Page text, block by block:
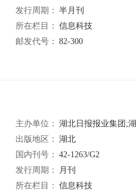
发行周期： 半月刊
所在栏目： 信息科技
邮发代号： 82-300
主办单位： 湖北日报报业集团;湖北省新闻工作者协会;湖北省新闻学会
出版地区： 湖北
国内刊号： 42-1263/G2
发行周期：
月刊
所在栏目： 信息科技